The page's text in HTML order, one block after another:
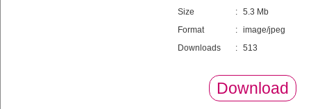
Size
: 5.3 Mb
Format
: image/jpeg
Downloads
: 513
Download